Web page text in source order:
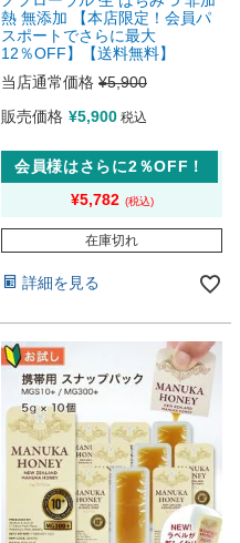
熱 無添加 【本店限定！会員パ
スポートでさらに最大
12％OFF】【送料無料】
当店通常価格 ¥5,900
販売価格 ¥5,900 税込
会員様はさらに2％OFF！
¥5,782
在庫切れ
詳細を見る